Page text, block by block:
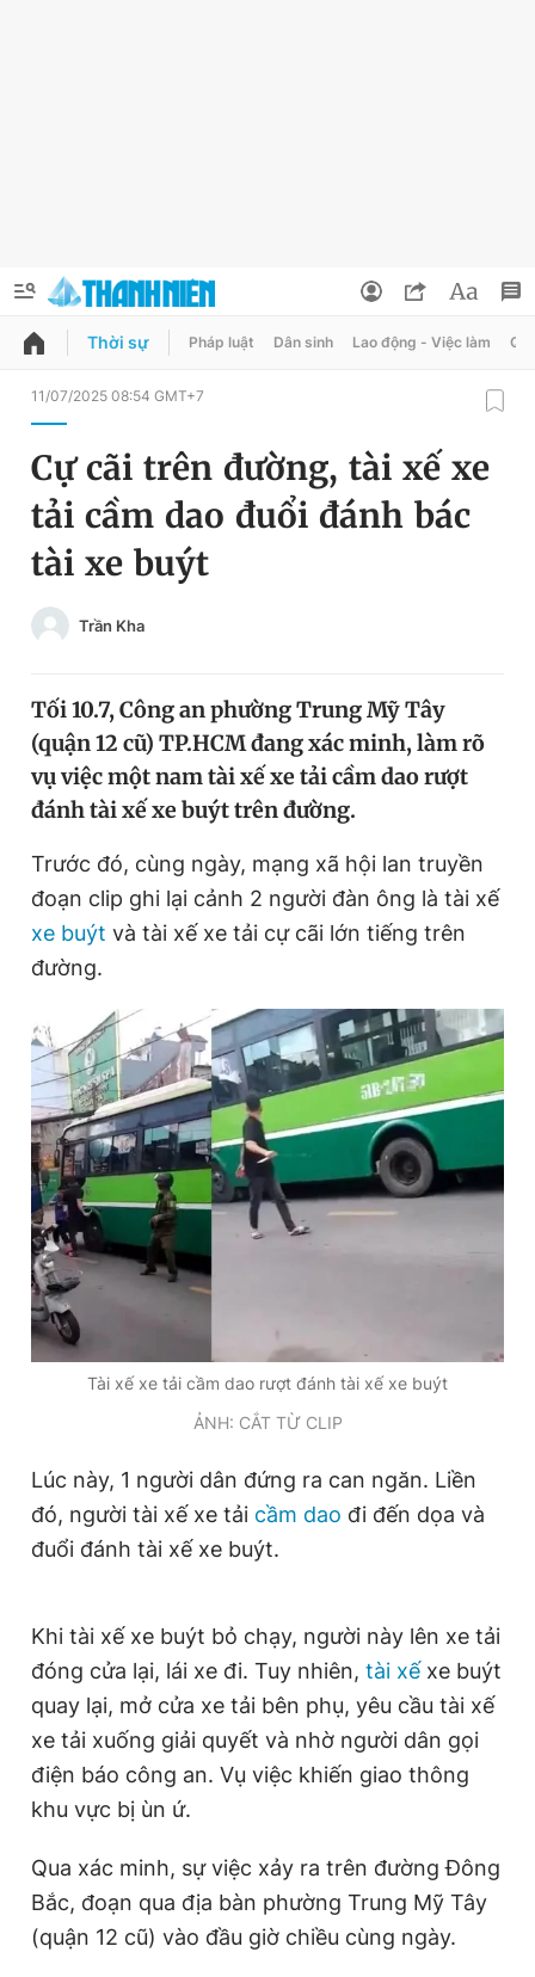
QUẢNG CÁO
Chuyên mục
Chuyên mục khác
Chào ngày mới
Tin thị trường
Video Magazine
Sản phẩm khác
Tiện ích Bạn cần biết
Thông tin tòa soạn
Đọc Thanh Niên trên điện thoại
Theo dõi báo trên
Hotline
0906 645 777
Liên hệ quảng cáo
0908 780 404
Tổng biên tập: Nguyễn Ngọc Toàn
Phó tổng biên tập thường trực: Hải Thành
Phó tổng biên tập: Lâm Hiếu Dũng
Phó tổng biên tập: Trần Việt Hưng
Giấy phép xuất bản số 110/GP - BTTTT cấp ngày 24.3.2020
© 2003-2026 Bản quyền thuộc về Báo Thanh Niên. Cấm sao
chép dưới mọi hình thức nếu không có sự chấp thuận bằng văn
bản. Phát triển bởi ePi Technologies, JSC.
Đổi mật khẩu
Tin đã lưu
Thời sự Pháp luật Dân sinh Lao động - Việc làm
11/07/2025 08:54 GMT+7
Cự cãi trên đường, tài xế xe
tải cầm dao đuổi đánh bác
tài xe buýt
Trần Kha
Tối 10.7, Công an phường Trung Mỹ Tây
(quận 12 cũ) TP.HCM đang xác minh, làm rõ
vụ việc một nam tài xế xe tải cầm dao rượt
đánh tài xế xe buýt trên đường.
Trước đó, cùng ngày, mạng xã hội lan truyền
đoạn clip ghi lại cảnh 2 người đàn ông là tài xế
xe buýt và tài xế xe tải cự cãi lớn tiếng trên
đường.
Tài xế xe tải cầm dao rượt đánh tài xế xe buýt
ẢNH: CẮT TỪ CLIP
Lúc này, 1 người dân đứng ra can ngăn. Liền
đó, người tài xế xe tải cầm dao đi đến dọa và
đuổi đánh tài xế xe buýt.
Khi tài xế xe buýt bỏ chạy, người này lên xe tải
đóng cửa lại, lái xe đi. Tuy nhiên, tài xế xe buýt
quay lại, mở cửa xe tải bên phụ, yêu cầu tài xế
xe tải xuống giải quyết và nhờ người dân gọi
điện báo công an. Vụ việc khiến giao thông
khu vực bị ùn ứ.
Qua xác minh, sự việc xảy ra trên đường Đông
Bắc, đoạn qua địa bàn phường Trung Mỹ Tây
(quận 12 cũ) vào đầu giờ chiều cùng ngày.